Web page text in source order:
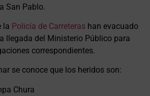
San Pablo.
la Policía de Carreteras han evacuado
llegada del Ministerio Público para
correspondientes.
se conoce que los heridos son:
Chura